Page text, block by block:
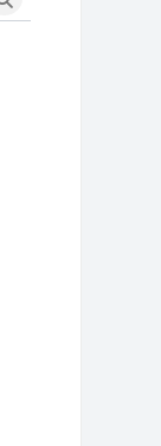
Search courses